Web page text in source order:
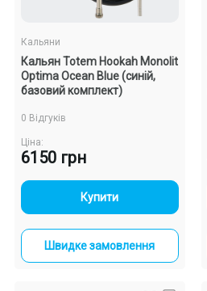
0 Відгуків
Швидке замовлення
Кальяни
Кальян Totem Hookah Monolit
Optima Ocean Blue (синій,
базовий комплект)
0 Відгуків
Ціна:
6150 грн
- +
Купити
Швидке замовлення